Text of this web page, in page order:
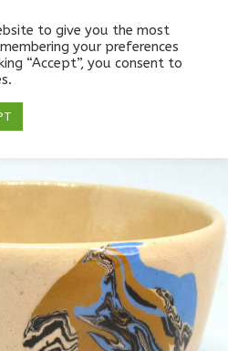
to give you the most
your preferences
“Accept”, you consent to